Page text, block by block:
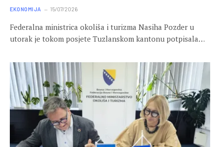
EKONOMIJA 15/07/2026
Federalna ministrica okoliša i turizma Nasiha Pozder u
utorak je tokom posjete Tuzlanskom kantonu potpisala…